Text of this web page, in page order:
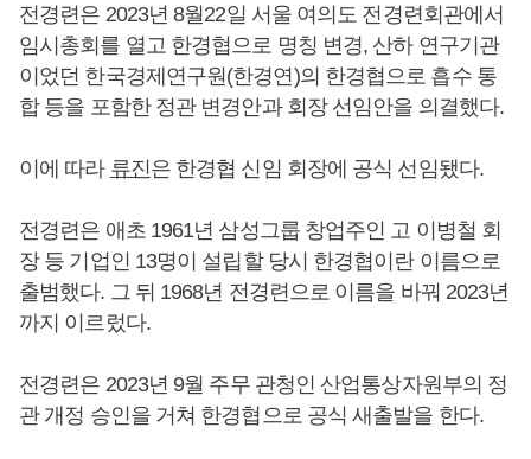
전경련은 2023년 8월22일 서울 여의도 전경련회관에서
임시총회를 열고 한경협으로 명칭 변경, 산하 연구기관
이었던 한국경제연구원(한경연)의 한경협으로 흡수 통
합 등을 포함한 정관 변경안과 회장 선임안을 의결했다.
이에 따라 류진은 한경협 신임 회장에 공식 선임됐다.
전경련은 애초 1961년 삼성그룹 창업주인 고 이병철 회
장 등 기업인 13명이 설립할 당시 한경협이란 이름으로
출범했다. 그 뒤 1968년 전경련으로 이름을 바꿔 2023년
까지 이르렀다.
전경련은 2023년 9월 주무 관청인 산업통상자원부의 정
관 개정 승인을 거쳐 한경협으로 공식 새출발을 한다.